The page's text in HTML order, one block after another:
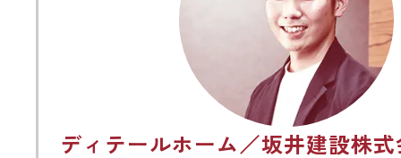
ディテールホーム／坂井建設株